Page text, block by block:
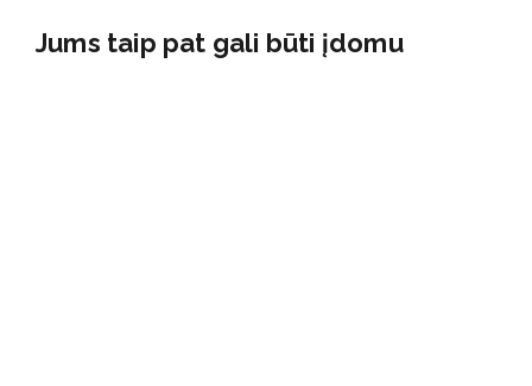
Jums taip pat gali būti įdomu